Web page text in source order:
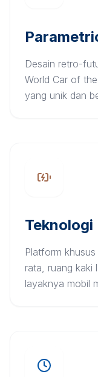
Desain retro-
World Car of
yang unik dan
Teknologi
Platform
rata, ruang kaki
layaknya mobil